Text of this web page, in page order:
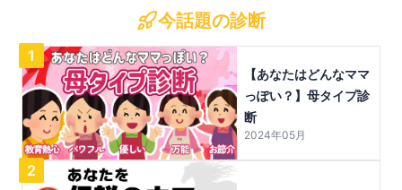
今話題の診断
1
【あなたはどんなママ
っぽい？】母タイプ診
断
2024年05月
2